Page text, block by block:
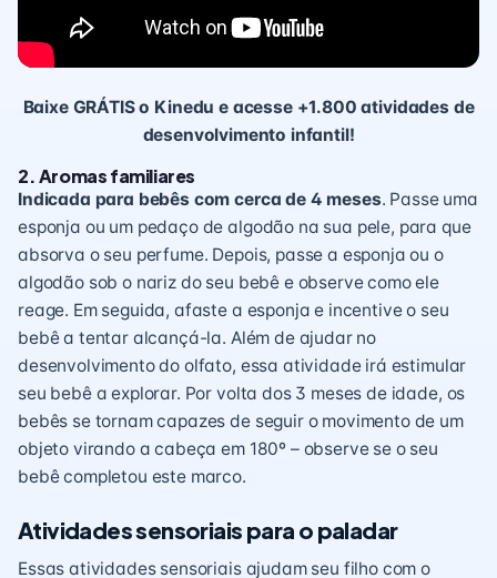
Baixe GRÁTIS o Kinedu e acesse +1.800 atividades de
desenvolvimento infantil!
2. Aromas familiares
Indicada para bebês com cerca de 4 meses. Passe uma
esponja ou um pedaço de algodão na sua pele, para que
absorva o seu perfume. Depois, passe a esponja ou o
algodão sob o nariz do seu bebê e observe como ele
reage. Em seguida, afaste a esponja e incentive o seu
bebê a tentar alcançá-la. Além de ajudar no
desenvolvimento do olfato, essa atividade irá estimular
seu bebê a explorar. Por volta dos 3 meses de idade, os
bebês se tornam capazes de seguir o movimento de um
objeto virando a cabeça em 180º – observe se o seu
bebê completou este marco.
Atividades sensoriais para o paladar
Essas atividades sensoriais ajudam seu filho com o